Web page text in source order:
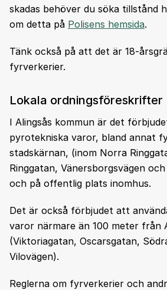
skadas behöver du söka tillstånd
om detta på Polisens hemsida.
Tänk också på att det är 18-
fyrverkerier.
Lokala ordningsföreskrifter
I Alingsås kommun är det
pyrotekniska varor, bland annat
stadskärnan, (inom Norra
Ringgatan, Vänersborgsvägen
och på offentlig plats inomhus.
Det är också förbjudet att
varor närmare än 100 meter från
(Viktoriagatan, Oscarsgatan,
Vilovägen).
Reglerna om fyrverkerier och